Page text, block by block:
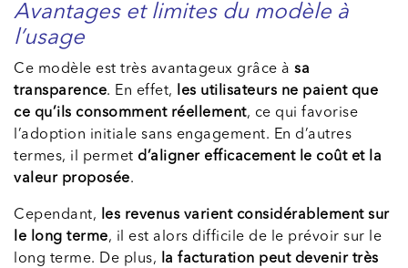
Avantages et limites du modèle à
l’usage
Ce modèle est très avantageux grâce à sa
transparence. En effet, les utilisateurs ne paient que
ce qu’ils consomment réellement, ce qui favorise
l’adoption initiale sans engagement. En d’autres
termes, il permet d’aligner efficacement le coût et la
valeur proposée.
Cependant, les revenus varient considérablement sur
le long terme, il est alors difficile de le prévoir sur le
long terme. De plus, la facturation peut devenir très